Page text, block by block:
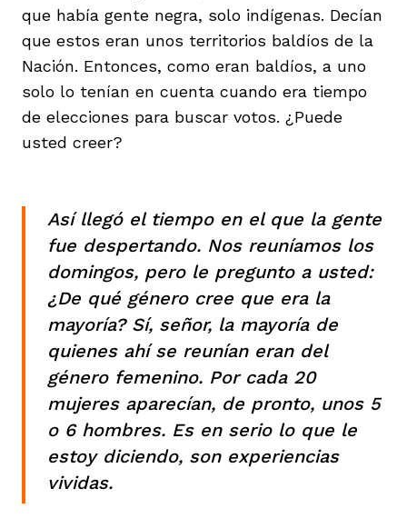
que había gente negra, solo indígenas. Decían
que estos eran unos territorios baldíos de la
Nación. Entonces, como eran baldíos, a uno
solo lo tenían en cuenta cuando era tiempo
de elecciones para buscar votos. ¿Puede
usted creer?
Así llegó el tiempo en el que la gente
fue despertando. Nos reuníamos los
domingos, pero le pregunto a usted:
¿De qué género cree que era la
mayoría? Sí, señor, la mayoría de
quienes ahí se reunían eran del
género femenino. Por cada 20
mujeres aparecían, de pronto, unos 5
o 6 hombres. Es en serio lo que le
estoy diciendo, son experiencias
vividas.